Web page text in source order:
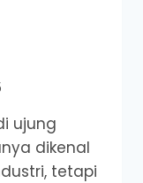
ujung
dikenal
tetapi